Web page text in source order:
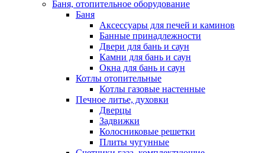
Баня, отопительное оборудование
Баня
Аксессуары для печей и каминов
Банные принадлежности
Двери для бань и саун
Камни для бань и саун
Окна для бань и саун
Котлы отопительные
Котлы газовые настенные
Печное литье, духовки
Дверцы
Задвижки
Колосниковые решетки
Плиты чугунные